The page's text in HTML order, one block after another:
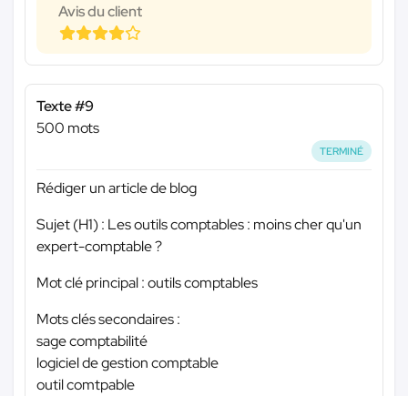
Avis du client
Texte #9
500 mots
TERMINÉ
Rédiger un article de blog
Sujet (H1) : Les outils comptables : moins cher qu'un
expert-comptable ?
Mot clé principal : outils comptables
Mots clés secondaires :
sage comptabilité
logiciel de gestion comptable
outil comtpable